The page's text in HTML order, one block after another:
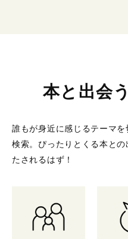
本と出会
誰もが身近に感じるテーマ
検索。 ぴったりとくる本と
たされるはず！